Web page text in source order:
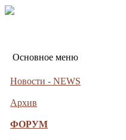
Основное меню
Новости - NEWS
Архив
ФОРУМ